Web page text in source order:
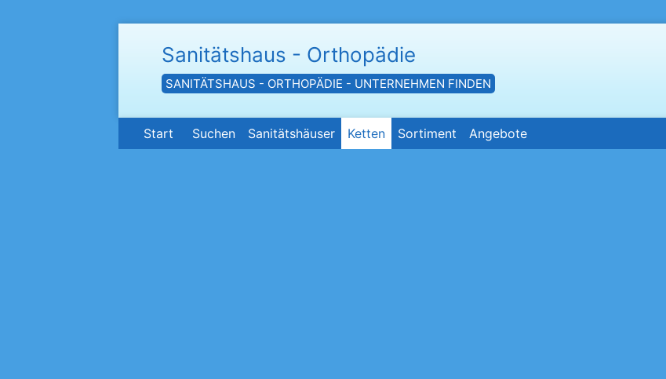
Sanitätshaus - Orthopädie
SANITÄTSHAUS - ORTHOPÄDIE - UNTERNEHMEN FINDEN
Start Suchen Sanitätshäuser Ketten Sortiment Angebote